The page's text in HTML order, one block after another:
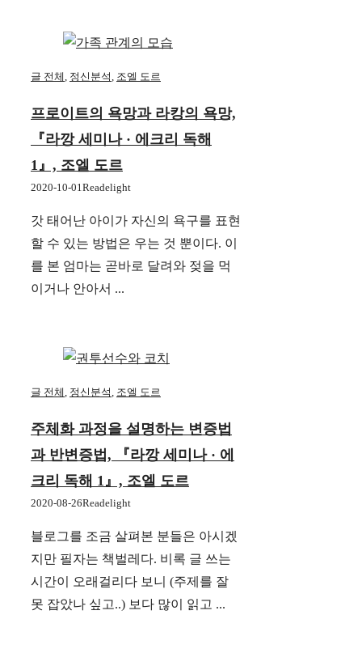
글 전체, 정신분석, 조엘 도르
프로이트의 욕망과 라캉의 욕망,
『라깡 세미나 · 에크리 독해
1』, 조엘 도르
2020-10-01Readelight
갓 태어난 아이가 자신의 욕구를 표현
할 수 있는 방법은 우는 것 뿐이다. 이
를 본 엄마는 곧바로 달려와 젖을 먹
이거나 안아서 ...
글 전체 정신분석 조엘 도르
주체화 과정을 설명하는 변증법
과 반변증법, 『라깡 세미나 · 에
크리 독해 1』, 조엘 도르
2020-08-26Readelight
블로그를 조금 살펴본 분들은 아시겠
지만 필자는 책벌레다. 비록 글 쓰는
시간이 오래걸리다 보니 (주제를 잘
못 잡았나 싶고..) 보다 많이 읽고 ...